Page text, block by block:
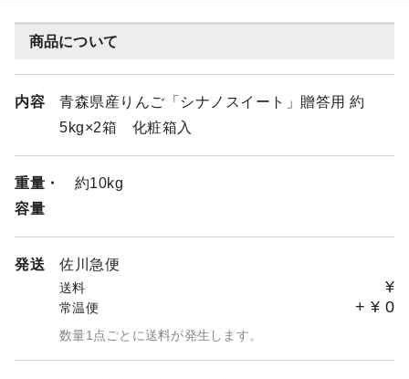
商品について
内容
青森県産りんご「シナノスイート」贈答用 約
5kg×2箱 化粧箱入
重量・
容量
約10kg
発送 佐川急便
送料 ¥
常温便 + ¥ 0
数量1点ごとに送料が発生します。